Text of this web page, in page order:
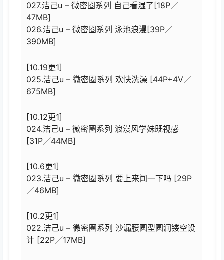
027.洁己u – 微密圈系列 自己看湿了[18P／
47MB]
026.洁己u – 微密圈系列 泳池浪漫[39P／
390MB]
[10.19更1]
025.洁己u – 微密圈系列 欢快洗澡 [44P+4V／
675MB]
[10.12更1]
024.洁己u – 微密圈系列 浪漫风学妹既视感
[31P／44MB]
[10.6更1]
023.洁己u – 微密圈系列 要上来闻一下吗 [29P
／46MB]
[10.2更1]
022.洁己u – 微密圈系列 沙漏腰圆型圆润镂空设
计 [22P／17MB]